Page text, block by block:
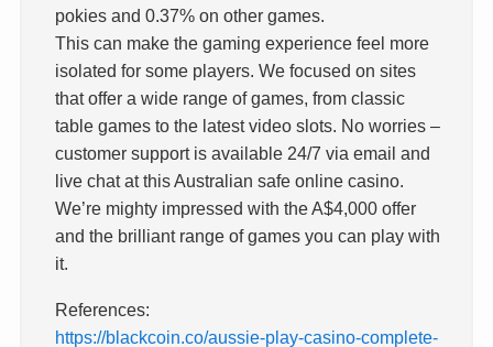
pokies and 0.37% on other games.
This can make the gaming experience feel more
isolated for some players. We focused on sites
that offer a wide range of games, from classic
table games to the latest video slots. No worries –
customer support is available 24/7 via email and
live chat at this Australian safe online casino.
We’re mighty impressed with the A$4,000 offer
and the brilliant range of games you can play with
it.
References:
https://blackcoin.co/aussie-play-casino-complete-